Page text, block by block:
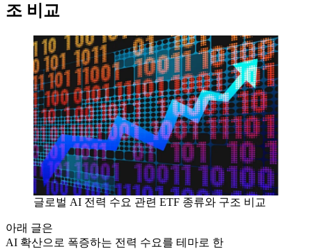
조 비교
글로벌 AI 전력 수요 관련 ETF 종류와 구조 비교
아래 글은
AI 확산으로 폭증하는 전력 수요를 테마로 한